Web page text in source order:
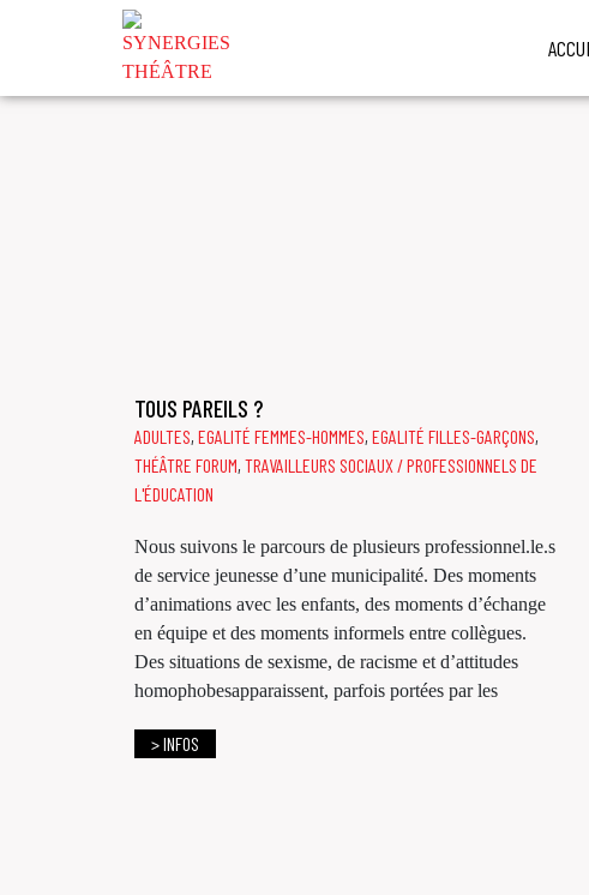
EGALITÉ FEMMES-HOMMES
TOUS PAREILS ?
ADULTES, EGALITÉ FEMMES-HOMMES, EGALITÉ FILLES-GARÇONS,
THÉÂTRE FORUM, TRAVAILLEURS SOCIAUX / PROFESSIONNELS DE
L'ÉDUCATION
Nous suivons le parcours de plusieurs professionnel.le.s
de service jeunesse d’une municipalité. Des moments
d’animations avec les enfants, des moments d’échange
en équipe et des moments informels entre collègues.
Des situations de sexisme, de racisme et d’attitudes
homophobesapparaissent, parfois portées par les
> INFOS